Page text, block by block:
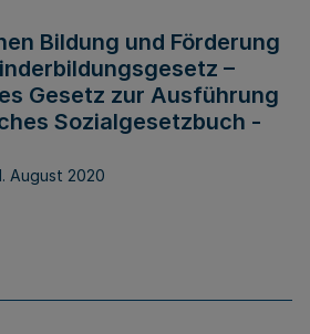
Bildung und Förderung
–
Gesetz zur Ausführung
Sozialgesetzbuch -
August 2020